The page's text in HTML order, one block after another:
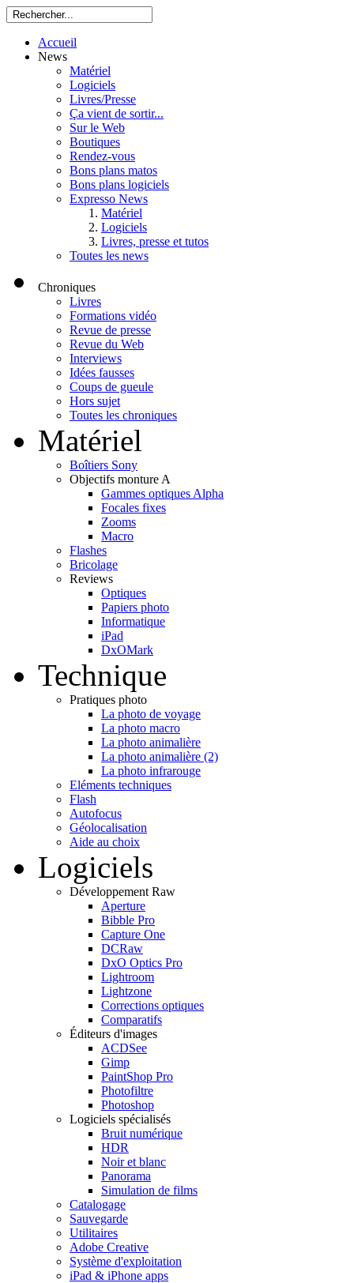
Accueil
News
Matériel
Logiciels
Livres/Presse
Ça vient de sortir...
Sur le Web
Boutiques
Rendez-vous
Bons plans matos
Bons plans logiciels
Expresso News
Matériel
Logiciels
Livres, presse et tutos
Toutes les news
Chroniques
Livres
Formations vidéo
Revue de presse
Revue du Web
Interviews
Idées fausses
Coups de gueule
Hors sujet
Toutes les chroniques
Matériel
Boîtiers Sony
Objectifs monture A
Gammes optiques Alpha
Focales fixes
Zooms
Macro
Flashes
Bricolage
Reviews
Optiques
Papiers photo
Informatique
iPad
DxOMark
Technique
Pratiques photo
La photo de voyage
La photo macro
La photo animalière
La photo animalière (2)
La photo infrarouge
Eléments techniques
Flash
Autofocus
Géolocalisation
Aide au choix
Logiciels
Développement Raw
Aperture
Bibble Pro
Capture One
DCRaw
DxO Optics Pro
Lightroom
Lightzone
Corrections optiques
Comparatifs
Éditeurs d'images
ACDSee
Gimp
PaintShop Pro
Photofiltre
Photoshop
Logiciels spécialisés
Bruit numérique
HDR
Noir et blanc
Panorama
Simulation de films
Catalogage
Sauvegarde
Utilitaires
Adobe Creative
Système d'exploitation
iPad & iPhone apps